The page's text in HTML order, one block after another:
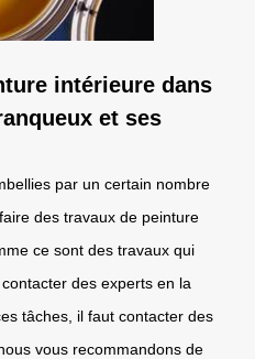
intérieure dans
et ses
par un certain nombre
des travaux de peinture
ce sont des travaux qui
des experts en la
tâches, il faut contacter des
vous recommandons de